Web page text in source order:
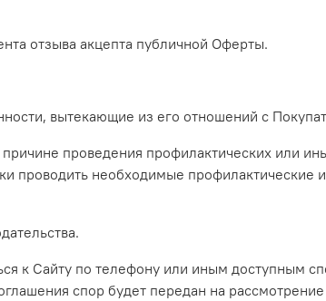
отзыва акцепта публичной Оферты.
вытекающие из его отношений с
проведения профилактических или
проводить необходимые профилактические
к Сайту по телефону или иным доступным
спор будет передан на